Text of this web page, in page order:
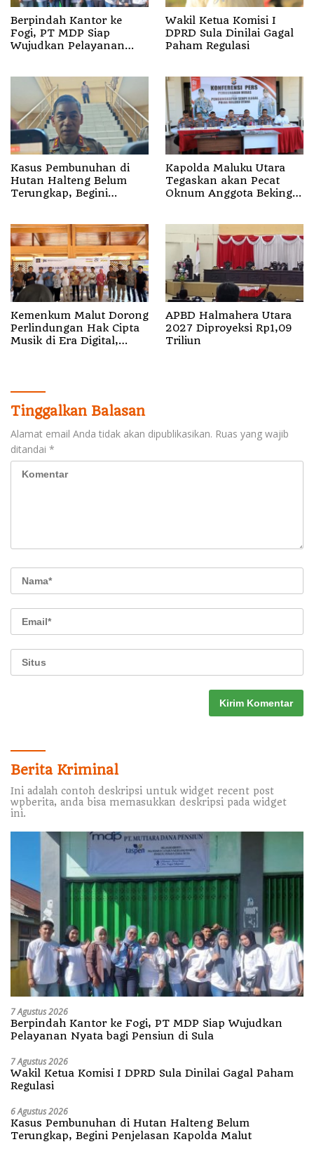
Berpindah Kantor ke
Fogi, PT MDP Siap
Wujudkan Pelayanan
Wakil Ketua Komisi I
DPRD Sula Dinilai Gagal
Paham Regulasi
Kasus Pembunuhan di
Hutan Halteng Belum
Terungkap, Begini
Kapolda Maluku Utara
Tegaskan akan Pecat
Oknum Anggota Bekingi
Kemenkum Malut Dorong
Perlindungan Hak Cipta
Musik di Era Digital,
APBD Halmahera Utara
2027 Diproyeksi Rp1,09
Triliun
Tinggalkan Balasan
Alamat email Anda tidak akan dipublikasikan. Ruas yang wajib
ditandai *
Berita Kriminal
Ini adalah contoh deskripsi untuk widget recent post
wpberita, anda bisa memasukkan deskripsi pada widget
ini.
7 Agustus 2026
Berpindah Kantor ke Fogi, PT MDP Siap Wujudkan
Pelayanan Nyata bagi Pensiun di Sula
7 Agustus 2026
Wakil Ketua Komisi I DPRD Sula Dinilai Gagal Paham
Regulasi
6 Agustus 2026
Kasus Pembunuhan di Hutan Halteng Belum
Terungkap, Begini Penjelasan Kapolda Malut